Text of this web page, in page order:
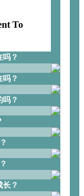
To
吗？
吗？
吗？
长？